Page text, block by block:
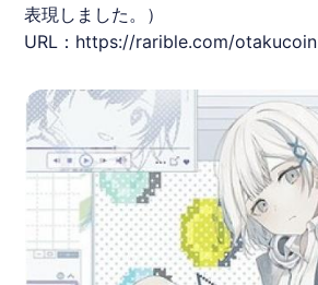
表現しました。）
URL： https://rarible.com/otakucoin